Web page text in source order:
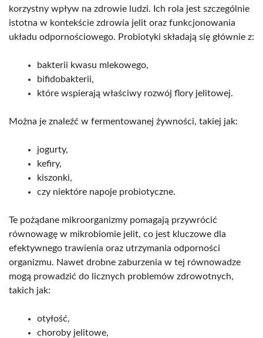
korzystny wpływ na zdrowie ludzi. Ich rola jest szczególnie
istotna w kontekście zdrowia jelit oraz funkcjonowania
układu odpornościowego. Probiotyki składają się głównie z:
bakterii kwasu mlekowego,
bifidobakterii,
które wspierają właściwy rozwój flory jelitowej.
Można je znaleźć w fermentowanej żywności, takiej jak:
jogurty,
kefiry,
kiszonki,
czy niektóre napoje probiotyczne.
Te pożądane mikroorganizmy pomagają przywrócić
równowagę w mikrobiomie jelit, co jest kluczowe dla
efektywnego trawienia oraz utrzymania odporności
organizmu. Nawet drobne zaburzenia w tej równowadze
mogą prowadzić do licznych problemów zdrowotnych,
takich jak:
otyłość,
choroby jelitowe,